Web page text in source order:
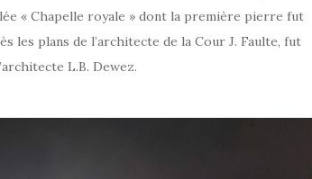
« Chapelle royale » dont la première pierre fut
les plans de l’architecte de la Cour J. Faulte, fut
L.B. Dewez.